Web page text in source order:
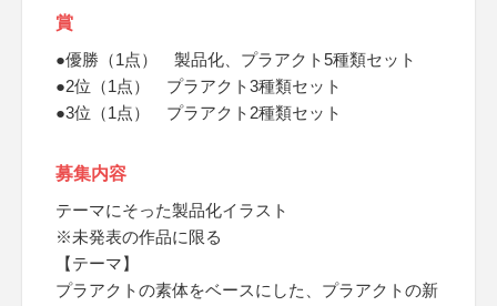
賞
●優勝（1点） 製品化、プラアクト5種類セット
●2位（1点） プラアクト3種類セット
●3位（1点） プラアクト2種類セット
募集内容
テーマにそった製品化イラスト
※未発表の作品に限る
【テーマ】
プラアクトの素体をベースにした、プラアクトの新